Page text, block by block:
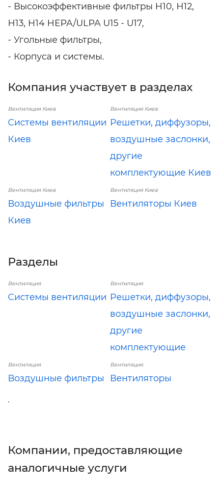
- Высокоэффективные фильтры H10, Н12,
Н13, H14 HEPA/ULPA U15 - U17,
- Угольные фильтры,
- Корпуса и системы.
Компания участвует в разделах
Вентиляция Киев
Системы вентиляции
Киев
Вентиляция Киев
Решетки, диффузоры,
воздушные заслонки,
другие
комплектующие Киев
Вентиляция Киев
Воздушные фильтры
Киев
Вентиляция Киев
Вентиляторы Киев
Разделы
Вентиляция
Системы вентиляции
Вентиляция
Решетки, диффузоры,
воздушные заслонки,
другие
комплектующие
Вентиляция
Воздушные фильтры
Вентиляция
Вентиляторы
.
Компании, предоставляющие
аналогичные услуги